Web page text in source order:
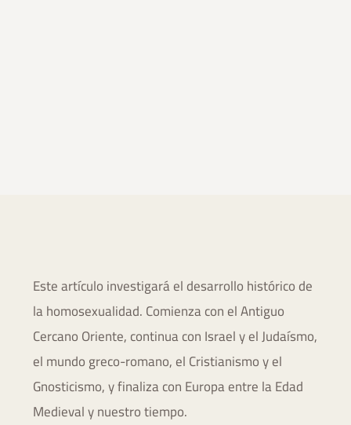
Este artículo investigará el desarrollo histórico de
la homosexualidad. Comienza con el Antiguo
Cercano Oriente, continua con Israel y el Judaísmo,
el mundo greco-romano, el Cristianismo y el
Gnosticismo, y finaliza con Europa entre la Edad
Medieval y nuestro tiempo.